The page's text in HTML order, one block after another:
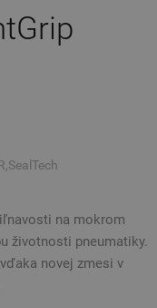
na mokrom
životnosti pneumatiky.
novej zmesi v